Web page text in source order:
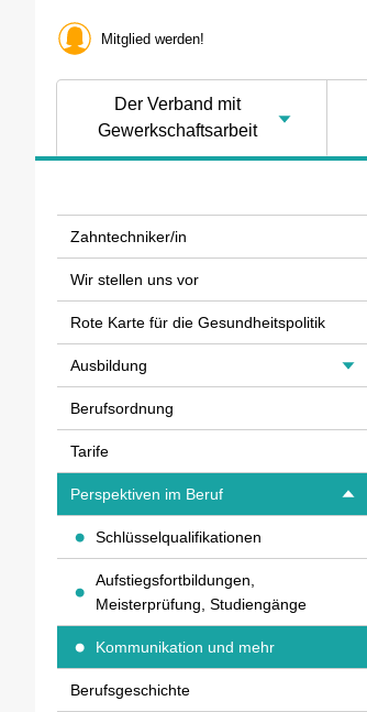
Mitglied werden!
Der Verband mit
Gewerkschaftsarbeit
Zahntechniker/in
Wir stellen uns vor
Rote Karte für die Gesundheitspolitik
Ausbildung
Berufsordnung
Tarife
Perspektiven im Beruf
Schlüsselqualifikationen
Aufstiegsfortbildungen,
Meisterprüfung, Studiengänge
Kommunikation und mehr
Berufsgeschichte